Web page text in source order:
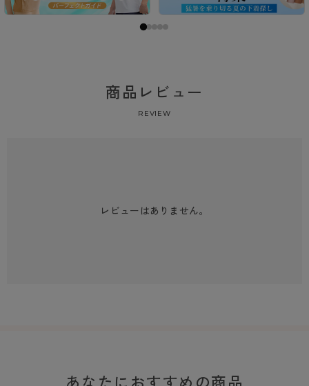
商品レビュー
REVIEW
レビューはありません。